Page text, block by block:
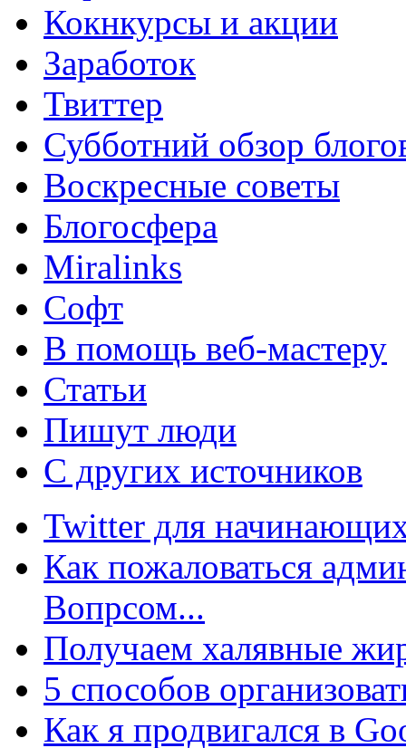
Кокнкурсы и акции
Заработок
Твиттер
Субботний обзор
Воскресные советы
Блогосфера
Miralinks
Софт
В помощь веб-мастеру
Статьи
Пишут люди
С других источников
Twitter для
Как пожаловаться
Вопрсом...
Получаем халявные
5 способов
Как я продвигался в